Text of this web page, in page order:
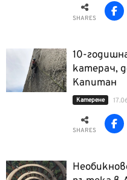
SHARES
10-
катерач,
Капитан
Катерене
SHARES